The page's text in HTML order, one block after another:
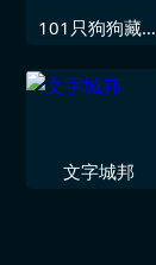
101只狗狗藏在
文字城邦